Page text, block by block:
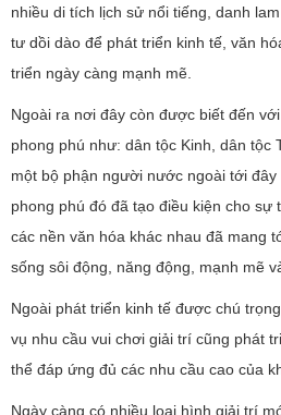
nhiều di tích lịch sử nổi tiếng, danh
tư dồi dào để phát triển kinh tế, văn
triển ngày càng mạnh mẽ.
Ngoài ra nơi đây còn được biết đến
phong phú như: dân tộc Kinh, dân
một bộ phận người nước ngoài tới
phong phú đó đã tạo điều kiện cho sự
các nền văn hóa khác nhau đã mang
sống sôi động, năng động, mạnh mẽ
Ngoài phát triển kinh tế được chú
vụ nhu cầu vui chơi giải trí cũng phát
thể đáp ứng đủ các nhu cầu cao của
Ngày càng có nhiều loại hình giải trí